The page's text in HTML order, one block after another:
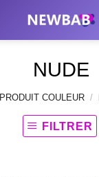
NUDE
PRODUIT COULEUR /
FILTRER